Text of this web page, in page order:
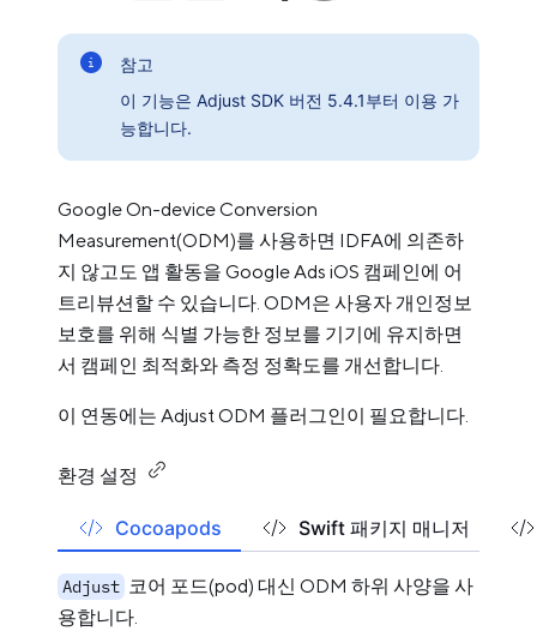
참고
이 기능은 Adjust SDK 버전 5.4.1부터 이용 가
능합니다.
Google On-device Conversion
Measurement(ODM)를 사용하면 IDFA에 의존하
지 않고도 앱 활동을 Google Ads iOS 캠페인에 어
트리뷰션할 수 있습니다. ODM은 사용자 개인정보
보호를 위해 식별 가능한 정보를 기기에 유지하면
서 캠페인 최적화와 측정 정확도를 개선합니다.
이 연동에는 Adjust ODM 플러그인이 필요합니다.
환경 설정
Cocoapods Swift 패키지 매니저
Adjust 코어 포드(pod) 대신 ODM 하위 사양을 사
용합니다.